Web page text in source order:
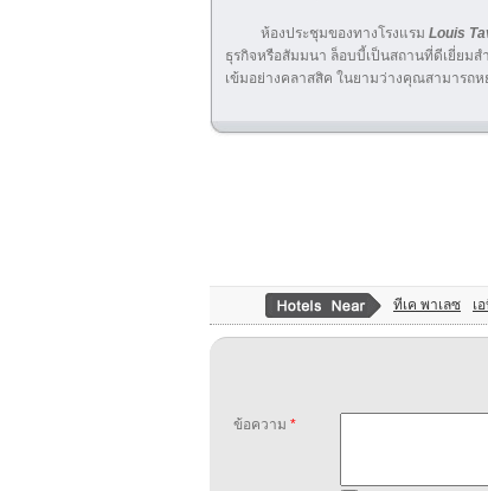
ห้องประชุมของทางโรงแรม Louis
ธุรกิจหรือสัมมนา ล็อบบี้เป็นสถานที่ดีเยี่ยม
เข้มอย่างคลาสสิค ในยามว่างคุณสามารถ
ทีเค พาเลซ เ
ข้อความ *